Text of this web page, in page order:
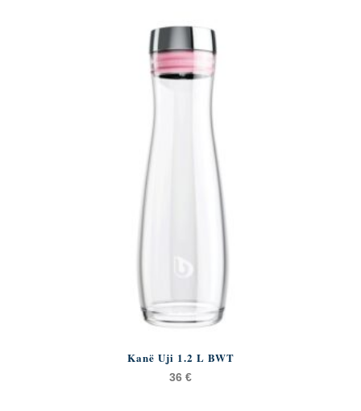
Kanë Uji 1.2 L BWT
36 €